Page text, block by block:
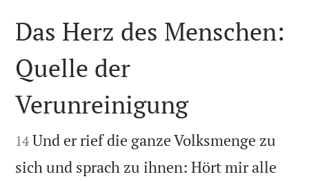

Das Herz des Menschen:
Quelle der
Verunreinigung

14 Und er rief die ganze Volksmenge zu
sich und sprach zu ihnen: Hört mir alle